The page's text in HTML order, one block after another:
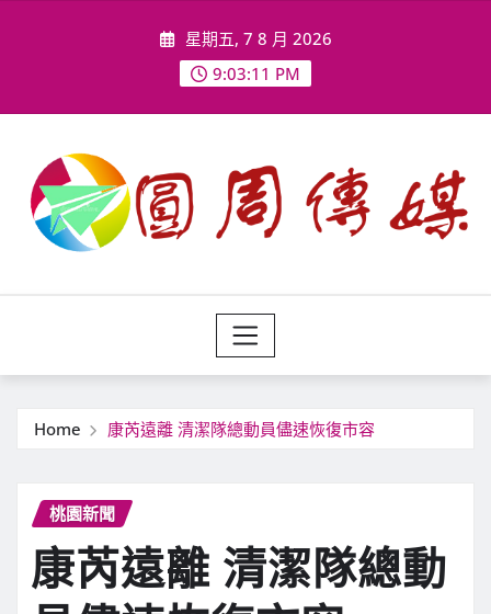
星期五, 7 8 月 2026
9:03:13 PM
Home 康芮遠離 清潔隊總動員儘速恢復市容
桃園新聞
康芮遠離 清潔隊總動